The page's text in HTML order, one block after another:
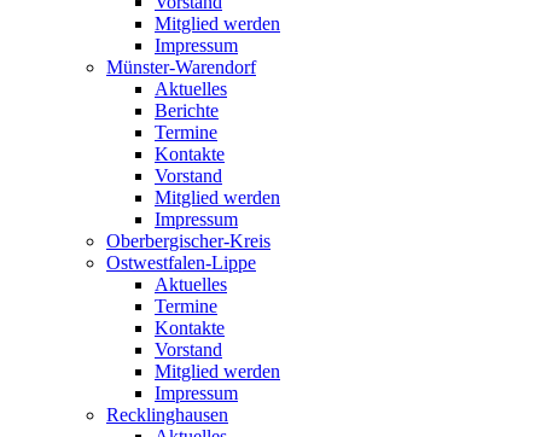
Mitglied werden
Impressum
Münster-Warendorf
Aktuelles
Berichte
Termine
Kontakte
Vorstand
Mitglied werden
Impressum
Oberbergischer-Kreis
Ostwestfalen-Lippe
Aktuelles
Termine
Kontakte
Vorstand
Mitglied werden
Impressum
Recklinghausen